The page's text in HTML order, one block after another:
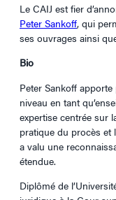
Le CAIJ est fier
Peter Sankoff, qui
ses ouvrages ainsi
Bio
Peter Sankoff
niveau en tant
expertise centrée sur
pratique du procès et
a valu une
étendue.
Diplômé de